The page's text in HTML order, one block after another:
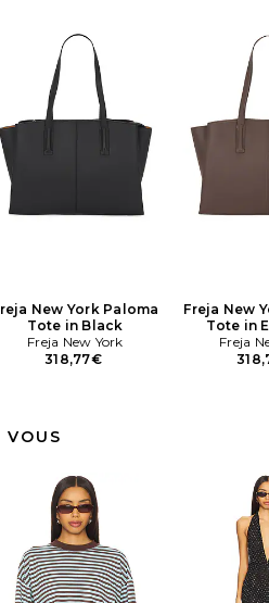
New York Paloma
Tote in Black
Freja New York
318,77€
Freja New
Tote in
Freja
VOUS